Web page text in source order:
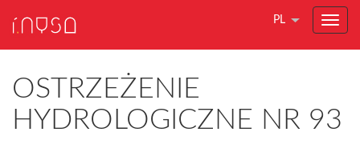
PL
OSTRZEŻENIE
HYDROLOGICZNE NR 93